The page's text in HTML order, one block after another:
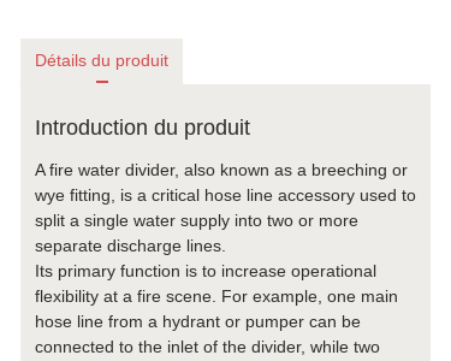
Détails du produit
Introduction du produit
A fire water divider, also known as a breeching or
wye fitting, is a critical hose line accessory used to
split a single water supply into two or more
separate discharge lines.
Its primary function is to increase operational
flexibility at a fire scene. For example, one main
hose line from a hydrant or pumper can be
connected to the inlet of the divider, while two